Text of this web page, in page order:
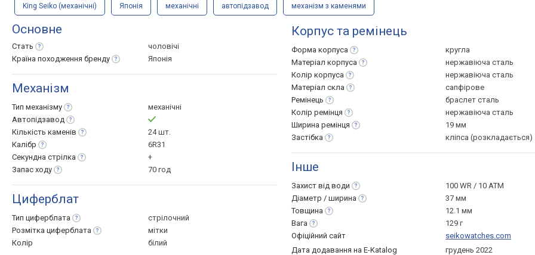
King Seiko (механічні) Японія механічні автопідзавод механізм з каменями
Основне
Стать
чоловічі
Країна походження бренду Японія
Механізм
Тип механізму
механічні
Автопідзавод
Кількість каменів
24 шт.
Калібр
6R31
Секундна стрілка
+
Запас ходу 70 год
Циферблат
Тип циферблата
стрілочний
Розмітка циферблата
мітки
Колір
білий
Корпус та ремінець
Форма корпуса
кругла
Матеріал корпуса
нержавіюча сталь
Колір корпуса
нержавіюча сталь
Матеріал скла
сапфірове
Ремінець
браслет сталь
Колір ремінця
нержавіюча сталь
Ширина ремінця
19 мм
Застібка
кліпса (розкладається)
Інше
Захист від води
100 WR / 10 ATM
Діаметр / ширина
37 мм
Товщина
12.1 мм
Вага
129 г
Офіційний сайт
seikowatches.com
Дата додавання на E-Katalog
грудень 2022